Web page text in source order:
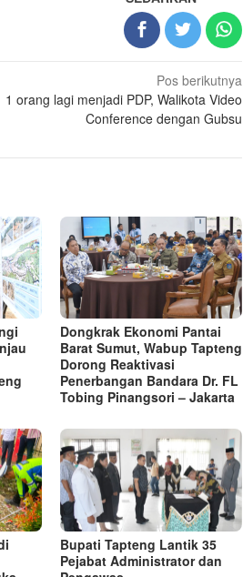
Pos berikutnya
1 orang lagi menjadi PDP, Walikota Video
Conference dengan Gubsu
Dongkrak Ekonomi Pantai
Barat Sumut, Wabup Tapteng
Dorong Reaktivasi
Penerbangan Bandara Dr. FL
Tobing Pinangsori – Jakarta
Bupati Tapteng Lantik 35
Pejabat Administrator dan